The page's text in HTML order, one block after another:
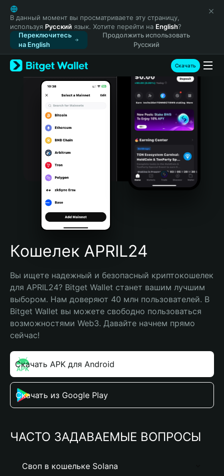
English
日本語
Tiếng Việt
Русский
Español (Latinoamérica)
Türkçe
Italiano
Português (Portugal)
Bahasa Indonesia
Português (Brasil)
Español (Argentina)
В данный момент вы просматриваете эту страницу,
используя Русский язык. Хотите перейти на English?
Переключитесь
на English
Продолжить использовать
Русский
Скачать
Кошелек APRIL24
Вы ищете надежный и безопасный криптокошелек
для APRIL24? Bitget Wallet станет вашим лучшим
выбором. Нам доверяют 40 млн пользователей. В
Bitget Wallet вы можете свободно пользоваться
возможностями Web3. Давайте начнем прямо
сейчас!
Скачать APK для Android
Скачать из Google Play
ЧАСТО ЗАДАВАЕМЫЕ ВОПРОСЫ
Своп в кошельке Solana